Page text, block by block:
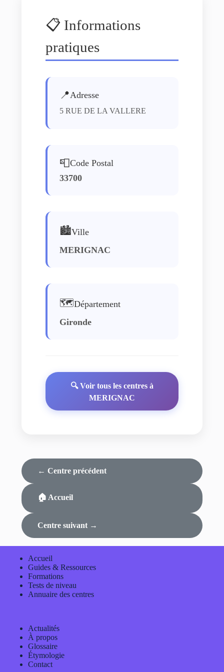
📋 Informations
pratiques
📍Adresse
5 RUE DE LA VALLERE
📮Code Postal
33700
🏙️Ville
MERIGNAC
🗺️Département
Gironde
🔍 Voir tous les centres à
MERIGNAC
← Centre précédent
🏠 Accueil
Centre suivant →
Accueil
Guides & Ressources
Formations
Tests de niveau
Annuaire des centres
Actualités
À propos
Glossaire
Étymologie
Contact